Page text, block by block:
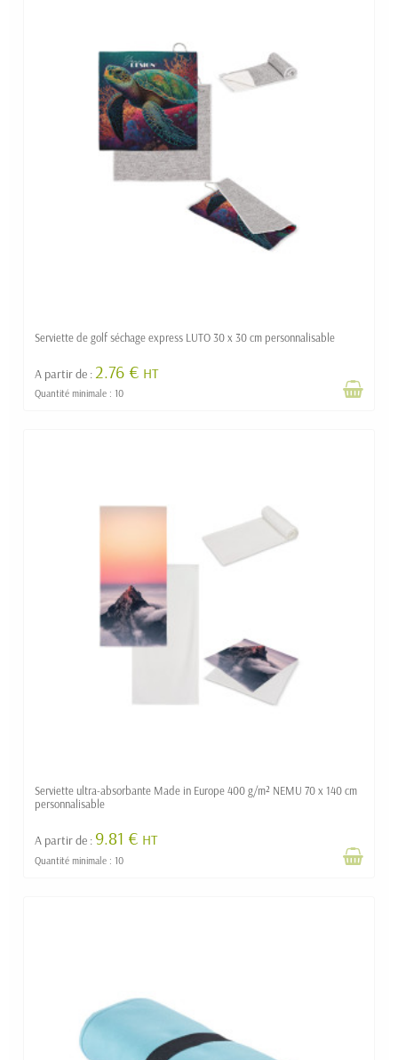
Serviette de golf séchage express LUTO 30 x 30 cm personnalisable
A partir de : 2.76 € HT
Quantité minimale : 10
Serviette ultra-absorbante Made in Europe 400 g/m² NEMU 70 x 140 cm
personnalisable
A partir de : 9.81 € HT
Quantité minimale : 10